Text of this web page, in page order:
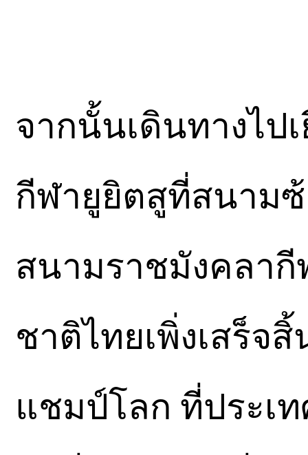
จากนั้นเดินทางไป
กีฬายูยิตสูที่สนาม
สนามราชมังคลา
ชาติไทยเพิ่งเสร็จ
แชมป์โลก ที่ประเ